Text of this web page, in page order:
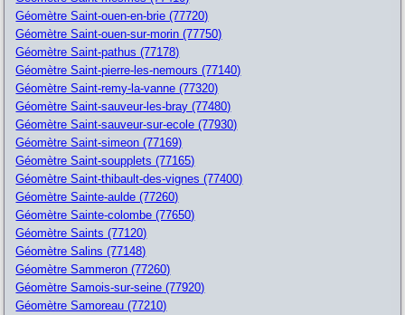
Géomètre Saint-ouen-en-brie (77720)
Géomètre Saint-ouen-sur-morin (77750)
Géomètre Saint-pathus (77178)
Géomètre Saint-pierre-les-nemours (77140)
Géomètre Saint-remy-la-vanne (77320)
Géomètre Saint-sauveur-les-bray (77480)
Géomètre Saint-sauveur-sur-ecole (77930)
Géomètre Saint-simeon (77169)
Géomètre Saint-soupplets (77165)
Géomètre Saint-thibault-des-vignes (77400)
Géomètre Sainte-aulde (77260)
Géomètre Sainte-colombe (77650)
Géomètre Saints (77120)
Géomètre Salins (77148)
Géomètre Sammeron (77260)
Géomètre Samois-sur-seine (77920)
Géomètre Samoreau (77210)